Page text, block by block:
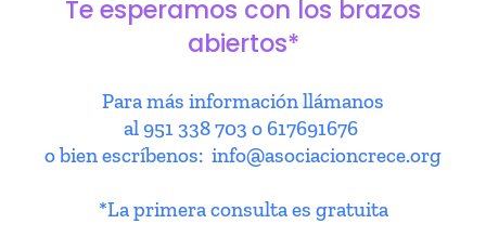
Te esperamos con los brazos
abiertos*
Para más información llámanos
al 951 338 703 o 617691676
o bien escríbenos: info@asociacioncrece.org
*La primera consulta es gratuita